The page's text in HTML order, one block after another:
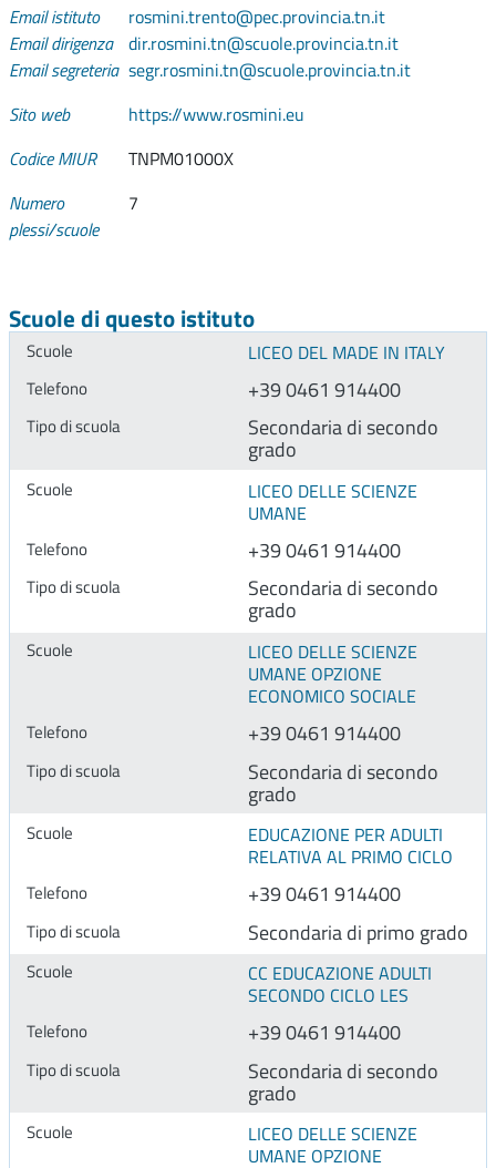
Email istituto
rosmini.trento@pec.provincia.tn.it
Email dirigenza dir.rosmini.tn@scuole.provincia.tn.it
Email segreteria segr.rosmini.tn@scuole.provincia.tn.it
Sito web
https://www.rosmini.eu
Codice MIUR
TNPM01000X
Numero
plessi/scuole
7
Scuole di questo istituto
LICEO DEL MADE IN ITALY
+39 0461 914400
Secondaria di secondo
grado
LICEO DELLE SCIENZE
UMANE
+39 0461 914400
Secondaria di secondo
grado
LICEO DELLE SCIENZE
UMANE OPZIONE
ECONOMICO SOCIALE
+39 0461 914400
Secondaria di secondo
grado
EDUCAZIONE PER ADULTI
RELATIVA AL PRIMO CICLO
+39 0461 914400
Secondaria di primo grado
CC EDUCAZIONE ADULTI
SECONDO CICLO LES
+39 0461 914400
Secondaria di secondo
grado
LICEO DELLE SCIENZE
UMANE OPZIONE